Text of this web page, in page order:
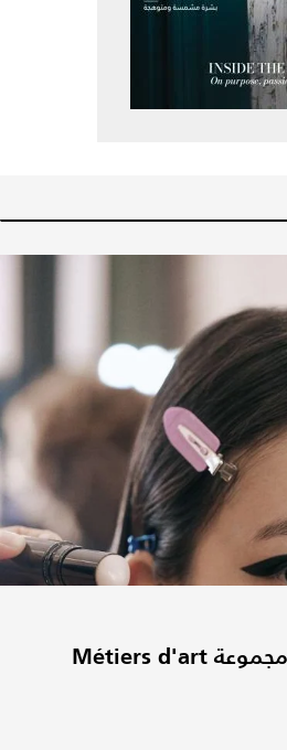
كواليس جمال عارضات مجموعة Métiers d'art